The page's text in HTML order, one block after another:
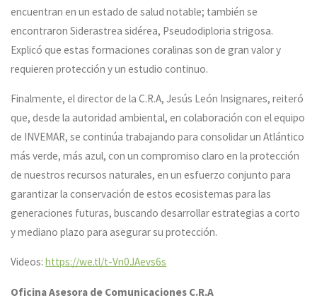
encuentran en un estado de salud notable; también se
encontraron Siderastrea sidérea, Pseudodiploria strigosa.
Explicó que estas formaciones coralinas son de gran valor y
requieren protección y un estudio continuo.
Finalmente, el director de la C.R.A, Jesús León Insignares, reiteró
que, desde la autoridad ambiental, en colaboración con el equipo
de INVEMAR, se continúa trabajando para consolidar un Atlántico
más verde, más azul, con un compromiso claro en la protección
de nuestros recursos naturales, en un esfuerzo conjunto para
garantizar la conservación de estos ecosistemas para las
generaciones futuras, buscando desarrollar estrategias a corto
y mediano plazo para asegurar su protección.
Videos:https://we.tl/t-Vn0JAevs6s
Oficina Asesora de Comunicaciones C.R.A